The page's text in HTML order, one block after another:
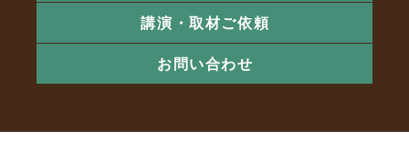
講演・取材ご依頼
お問い合わせ